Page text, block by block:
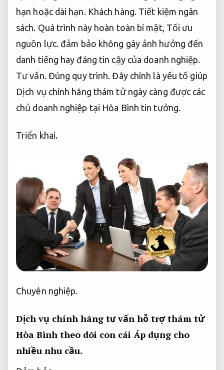
hạn hoặc dài hạn. Khách hàng. Tiết kiệm ngân
sách. Quá trình này hoàn toàn bí mật, Tối ưu
nguồn lực. đảm bảo không gây ảnh hưởng đến
danh tiếng hay đáng tin cậy của doanh nghiệp.
Tư vấn. Đúng quy trình. Đây chính là yếu tố giúp
Dịch vụ chính hãng thám tử ngày càng được các
chủ doanh nghiệp tại Hòa Bình tin tưởng.
Triển khai.
Chuyên nghiệp.
Dịch vụ chính hãng tư vấn hỗ trợ thám tử
Hòa Bình theo dõi con cái Áp dụng cho
nhiều nhu cầu.